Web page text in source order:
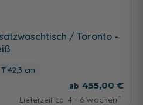
/ Toronto -
42,3 cm
455,00 €
Lieferzeit ca. 4 - 6 Wochen